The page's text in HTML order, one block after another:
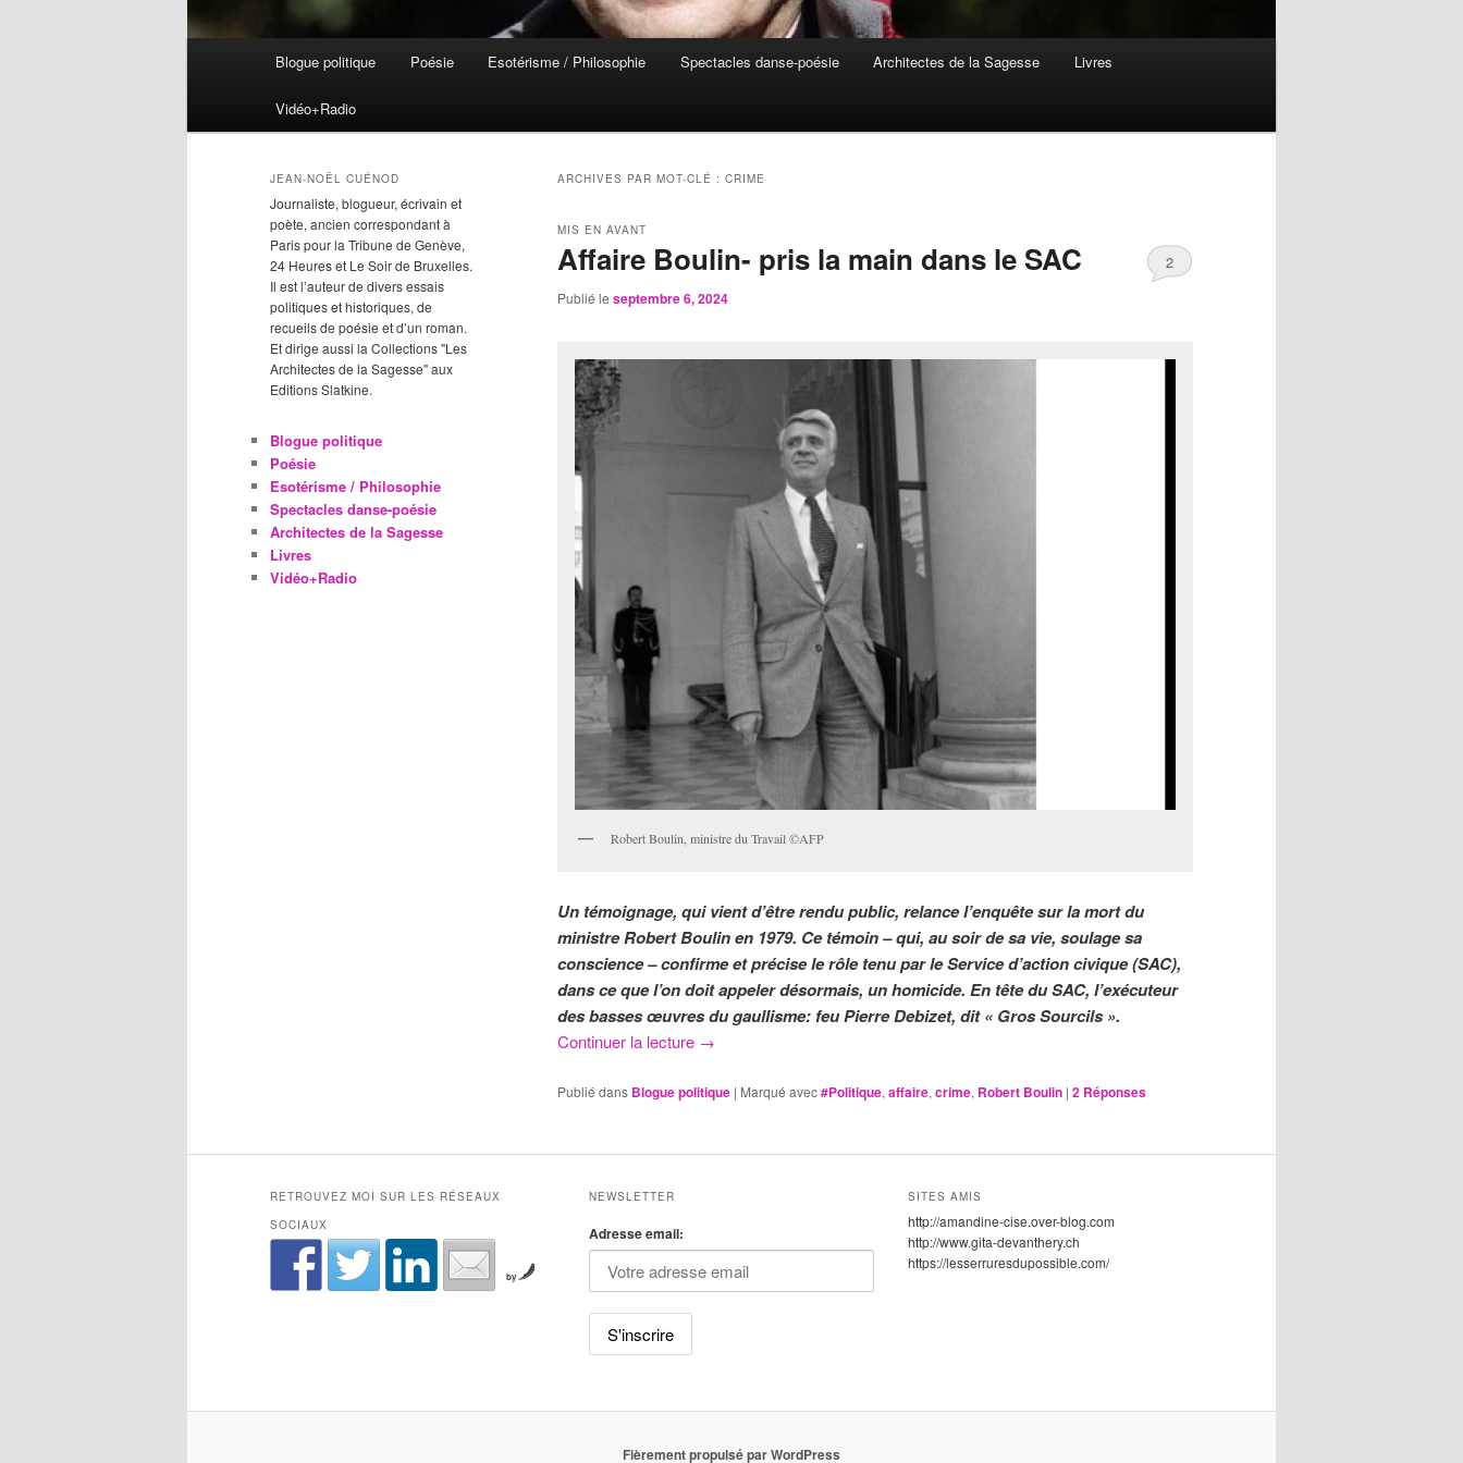
Aller
au
contenu
principal
Aller
au
contenu
secondaire
Blogue politique Poésie Esotérisme / Philosophie Spectacles danse-poésie Architectes de la Sagesse Livres
Vidéo+Radio
ARCHIVES PAR MOT-CLÉ : CRIME
Affaire Boulin- pris la main dans le SAC
MIS EN AVANT
Publié le septembre 6, 2024
2
Robert Boulin, ministre du Travail ©AFP
Un témoignage, qui vient d’être rendu public, relance l’enquête sur la mort du
ministre Robert Boulin en 1979. Ce témoin – qui, au soir de sa vie, soulage sa
conscience – confirme et précise le rôle tenu par le Service d’action civique (SAC),
dans ce que l’on doit appeler désormais, un homicide. En tête du SAC, l’exécuteur
des basses œuvres du gaullisme: feu Pierre Debizet, dit « Gros Sourcils ».
Continuer la lecture →
Publié dans Blogue politique | Marqué avec#Politique, affaire, crime, Robert Boulin | 2 Réponses
JEAN-NOËL CUÉNOD
Journaliste, blogueur, écrivain et
poète, ancien correspondant à
Paris pour la Tribune de Genève,
24 Heures et Le Soir de Bruxelles.
Il est l’auteur de divers essais
politiques et historiques, de
recueils de poésie et d’un roman.
Et dirige aussi la Collections "Les
Architectes de la Sagesse" aux
Editions Slatkine.
Blogue politique
Poésie
Esotérisme / Philosophie
Spectacles danse-poésie
Architectes de la Sagesse
Livres
Vidéo+Radio
RETROUVEZ MOI SUR LES RÉSEAUX
SOCIAUX
by
NEWSLETTER
Adresse email:
SITES AMIS
http://amandine-cise.over-blog.com
http://www.gita-devanthery.ch
https://lesserruresdupossible.com/
Fièrement propulsé par WordPress